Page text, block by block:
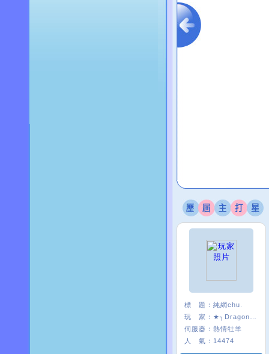
標 題： 純網chu.
玩 家：
伺服器： 熱情牡羊
人 氣： 14474